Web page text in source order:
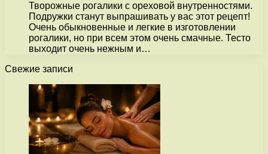
Творожные рогалики с ореховой внутренностями.
Подружки станут выпрашивать у вас этот рецепт!
Очень обыкновенные и легкие в изготовлении
рогалики, но при всем этом очень смачные. Тесто
выходит очень нежным и…
Свежие записи